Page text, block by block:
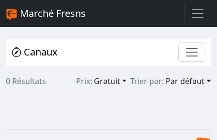
Marché Fresns
Canaux
0 Résultats Prix: Gratuit Trier par: Par défaut